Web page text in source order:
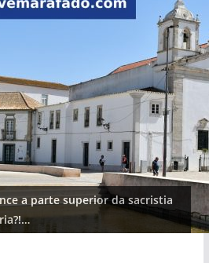
a parte superior da sacristia